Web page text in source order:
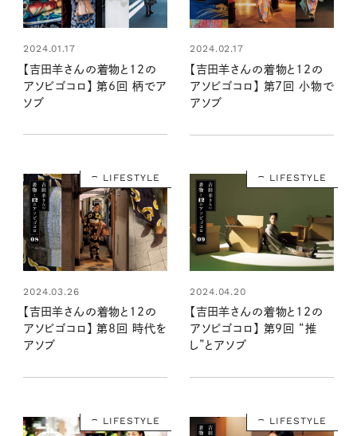
2024.01.17
【吉田羊さんの着物と12の
アソビゴコロ】 第6回 柄でア
ソブ
2024.02.17
【吉田羊さんの着物と12の
アソビゴコロ】 第7回 小物で
アソブ
LIFESTYLE
2024.03.26
【吉田羊さんの着物と12の
アソビゴコロ】 第8回 時代を
アソブ
LIFESTYLE
2024.04.20
【吉田羊さんの着物と12の
アソビゴコロ】 第9回 “推
し”とアソブ
LIFESTYLE LIFESTYLE